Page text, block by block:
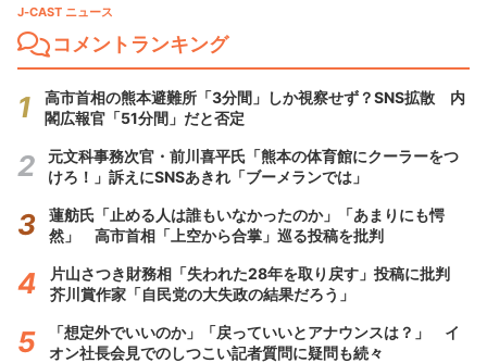
J-CAST ニュース
コメントランキング
高市首相の熊本避難所「3分間」しか視察せず？SNS拡散 内
閣広報官「51分間」だと否定
元文科事務次官・前川喜平氏「熊本の体育館にクーラーをつ
けろ！」訴えにSNSあきれ「ブーメランでは」
蓮舫氏「止める人は誰もいなかったのか」「あまりにも愕
然」 高市首相「上空から合掌」巡る投稿を批判
片山さつき財務相「失われた28年を取り戻す」投稿に批判
芥川賞作家「自民党の大失政の結果だろう」
「想定外でいいのか」「戻っていいとアナウンスは？」 イ
オン社長会見でのしつこい記者質問に疑問も続々